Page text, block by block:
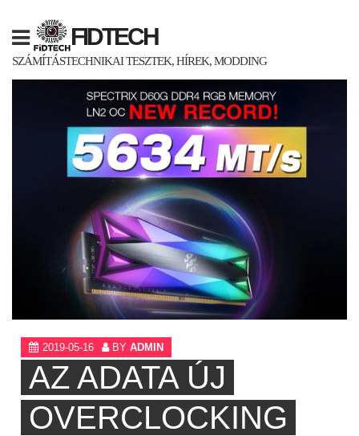
content
FIDTECH
SZÁMÍTÁSTECHNIKAI TESZTEK, HÍREK, MODDING
2019-05-16 BY ADMIN
AZ ADATA ÚJ
OVERCLOCKING